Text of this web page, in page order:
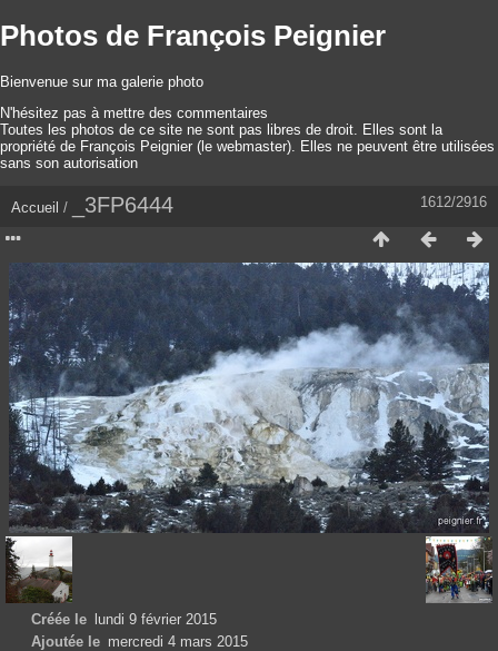
Photos de François Peignier
Bienvenue sur ma galerie photo
N'hésitez pas à mettre des commentaires
Toutes les photos de ce site ne sont pas libres de droit. Elles sont la
propriété de François Peignier (le webmaster). Elles ne peuvent être utilisées
sans son autorisation
1612/2916
Accueil / _3FP6444
Créée le
lundi 9 février 2015
Ajoutée le mercredi 4 mars 2015